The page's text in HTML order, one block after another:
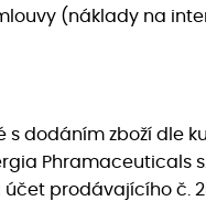
(náklady na
s dodáním zboží
Phramaceuticals
prodávajícího č.